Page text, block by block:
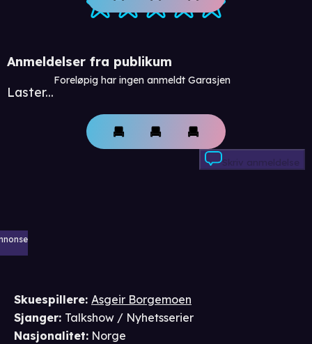
Anmeldelser fra publikum
Laster...
Foreløpig har ingen anmeldt Garasjen
Skriv anmeldelse
Skuespillere: Asgeir Borgemoen
Sjanger: Talkshow / Nyhetsserier
Nasjonalitet: Norge